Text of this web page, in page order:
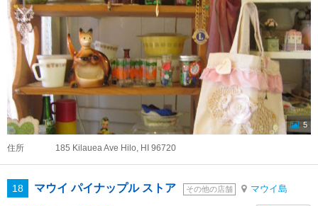
5
住所 185 Kilauea Ave Hilo, HI 96720
18 マウイ パイナップル ストア その他の店舗 マウイ島